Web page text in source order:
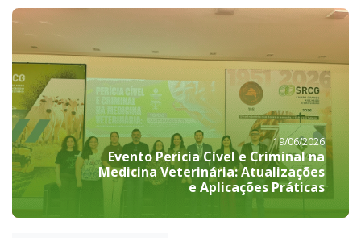
19/06/2026
Evento Perícia Cível e Criminal na
Medicina Veterinária: Atualizações
e Aplicações Práticas